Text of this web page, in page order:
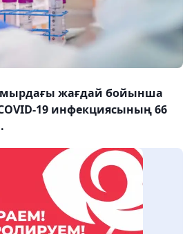
жағдай бойынша
19 инфекциясының 66